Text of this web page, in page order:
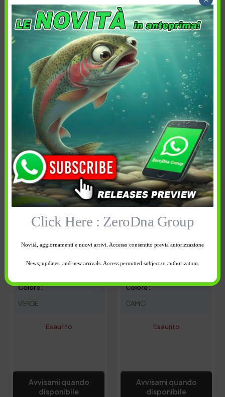
Colore
Ordina per: Più recenti Colore Prezzo
Disponibilità
Cancella tutti
20,00€
Colore:
VERDE
Esaurito
Avvisami quando
disponibile
20,00€
Colore:
CAMO
Esaurito
Avvisami quando
disponibile
Click Here : ZeroDna Group
Novità, aggiornamenti e nuovi arrivi. Accesso consentito previa autorizzazione
News, updates, and new arrivals. Access permitted subject to authorization.